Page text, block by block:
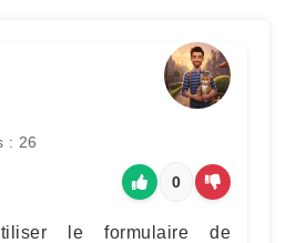
: 26
0
le formulaire de